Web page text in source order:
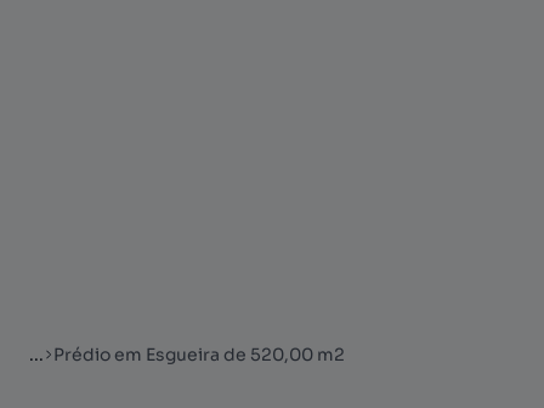
... Prédio em Esgueira de 520,00 m2